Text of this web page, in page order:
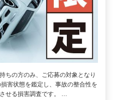
ちの方のみ、ご応募の対象となり
害状態を鑑定し、事故の整合性を
せる損害調査です。 …